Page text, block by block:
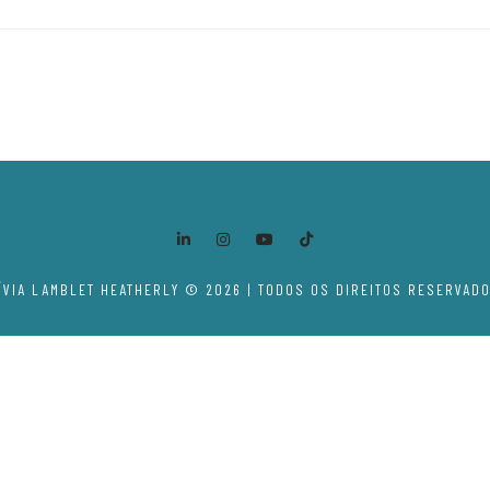
LAMBLET HEATHERLY © 2026 | TODOS OS DIREITOS